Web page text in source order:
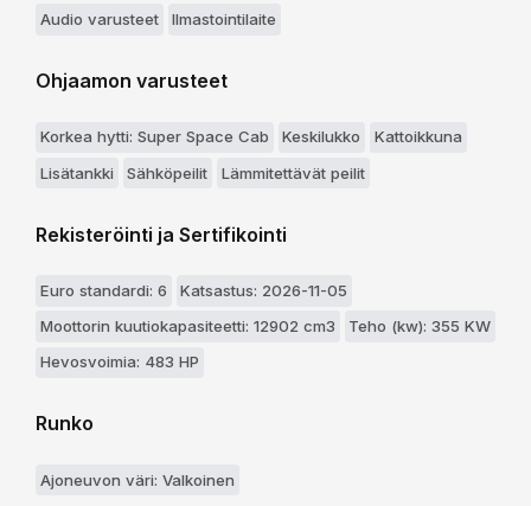
Audio varusteet
Ilmastointilaite
Ohjaamon varusteet
Korkea hytti: Super Space Cab Keskilukko
Kattoikkuna
Lisätankki
Sähköpeilit Lämmitettävät peilit
Rekisteröinti ja Sertifikointi
Euro standardi: 6
Katsastus: 2026-11-05
Moottorin kuutiokapasiteetti: 12902 cm3
Teho (kw): 355 KW
Hevosvoimia: 483 HP
Runko
Ajoneuvon väri: Valkoinen